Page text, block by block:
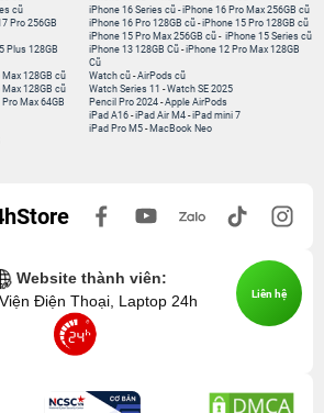
cũ
Pro 256GB
iPhone 16 Series cũ - iPhone 16 Pro Max 256GB cũ
iPhone 16 Pro 128GB cũ -iPhone 15 Pro 128GB cũ
iPhone 15 Pro Max 256GB cũ - iPhone 15 Series cũ
Plus 128GB
128GB cũ
128GB cũ
Max 64GB
iPhone 13 128GB Cũ -iPhone 12 Pro Max 128GB
Cũ
Watch cũ -AirPods cũ
Watch Series 11 -Watch SE 2025
Pencil Pro 2024 -Apple AirPods
iPad A16 -iPad Air M4 -iPad mini 7
iPad Pro M5 - MacBook Neo
Website thành viên:
Điện Thoại, Laptop 24h
Liên hệ